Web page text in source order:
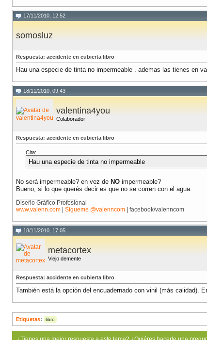
17/11/2010, 12:52
somosluz
Respuesta: accidente en cubierta libro
Hau una especie de tinta no impermeable . ademas las tienes en
18/11/2010, 09:43
valentina4you
Colaborador
Respuesta: accidente en cubierta libro
Cita:
Hau una especie de tinta no impermeable
No será impermeable? en vez de NO impermeable?
Bueno, si lo que querés decir es que no se corren con el agua.
Diseño Gráfico Profesional
www.valenn.com
Sigueme @valenncom | facebook/valenncom
18/11/2010, 17:05
metacortex
Viejo demente
Respuesta: accidente en cubierta libro
También está la opción del encuadernado con vinil (más calidad).
Etiquetas: libro